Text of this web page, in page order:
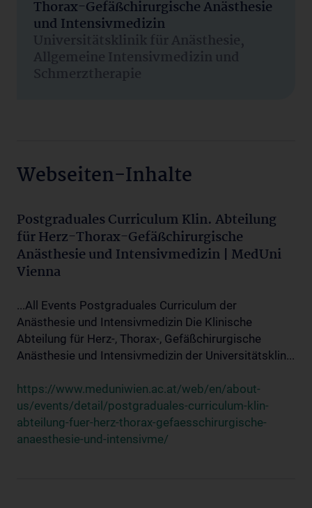
Thorax-Gefäßchirurgische Anästhesie
und Intensivmedizin
Universitätsklinik für Anästhesie,
Allgemeine Intensivmedizin und
Schmerztherapie
Webseiten-Inhalte
Postgraduales Curriculum Klin. Abteilung
für Herz-Thorax-Gefäßchirurgische
Anästhesie und Intensivmedizin | MedUni
Vienna
...All Events Postgraduales Curriculum der
Anästhesie und Intensivmedizin Die Klinische
Abteilung für Herz-, Thorax-, Gefäßchirurgische
Anästhesie und Intensivmedizin der Universitätsklin...
https://www.meduniwien.ac.at/web/en/about-
us/events/detail/postgraduales-curriculum-klin-
abteilung-fuer-herz-thorax-gefaesschirurgische-
anaesthesie-und-intensivme/